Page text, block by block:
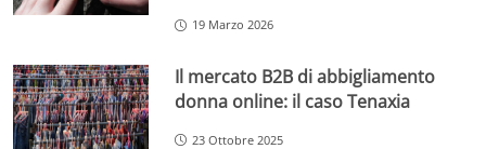
19 Marzo 2026
Il mercato B2B di abbigliamento
donna online: il caso Tenaxia
23 Ottobre 2025